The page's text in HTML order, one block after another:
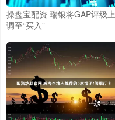
操盘宝配资 瑞银将GAP评级上
调至“买入”